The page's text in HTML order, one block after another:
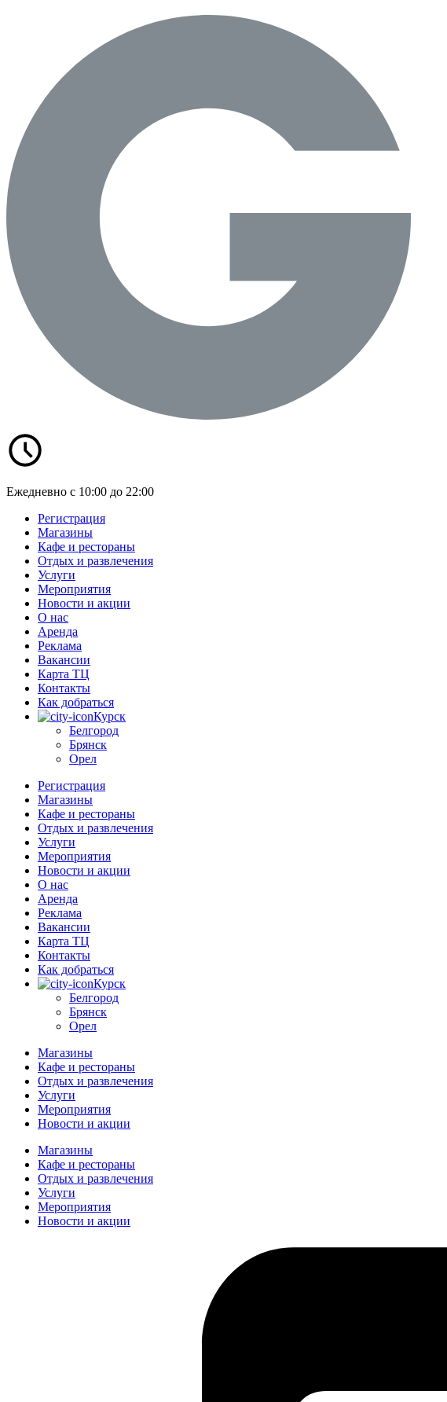
Ежедневно с 10:00 до 22:00
Регистрация
Магазины
Кафе и рестораны
Отдых и развлечения
Услуги
Мероприятия
Новости и акции
О нас
Аренда
Реклама
Вакансии
Карта ТЦ
Контакты
Как добраться
Курск
Белгород
Брянск
Орел
Регистрация
Магазины
Кафе и рестораны
Отдых и развлечения
Услуги
Мероприятия
Новости и акции
О нас
Аренда
Реклама
Вакансии
Карта ТЦ
Контакты
Как добраться
Курск
Белгород
Брянск
Орел
Магазины
Кафе и рестораны
Отдых и развлечения
Услуги
Мероприятия
Новости и акции
Магазины
Кафе и рестораны
Отдых и развлечения
Услуги
Мероприятия
Новости и акции